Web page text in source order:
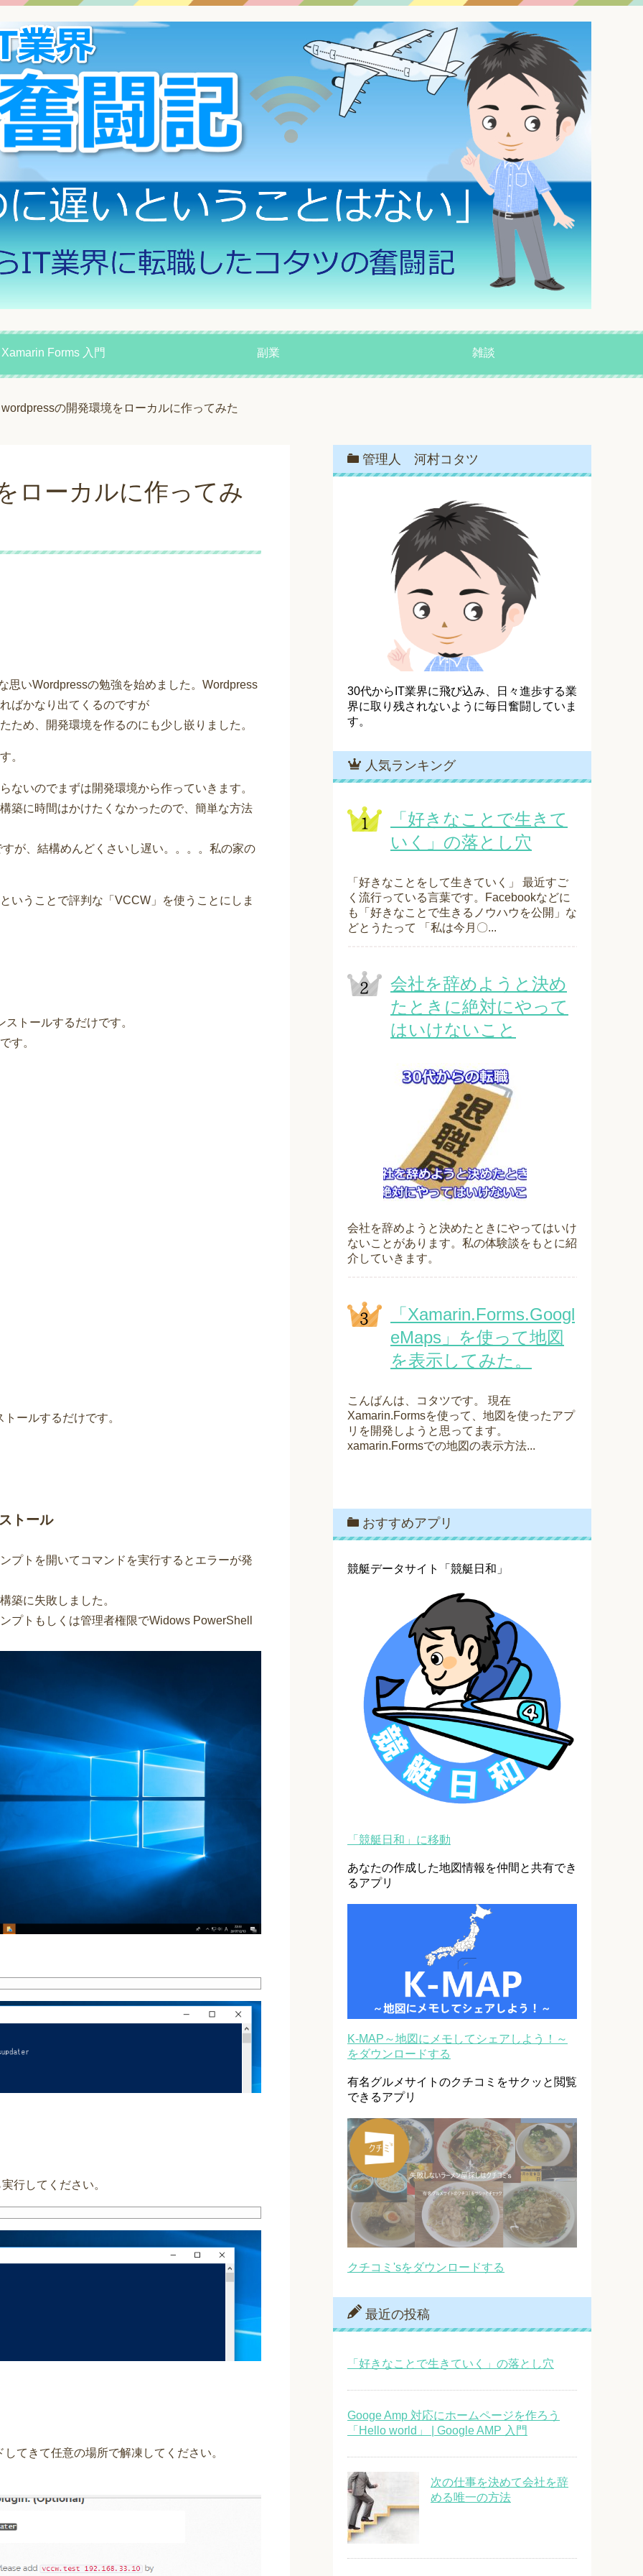
Xamarin Forms 入門 副業 雑談
wordpressの開発環境をローカルに作ってみた
ローカルに作ってみ
思いWordpressの勉強を始めました。Wordpress
ばかなり出てくるのですが
ため、開発環境を作るのにも少し嵌りました。
。
ないのでまずは開発環境から作っていきます。
築に時間はかけたくなかったので、簡単な方法
が、結構めんどくさいし遅い。。。。私の家の
いうことで評判な「VCCW」を使うことにしま
トールするだけです。
す。
ールするだけです。
トール
プトを開いてコマンドを実行するとエラーが発
築に失敗しました。
プトもしくは管理者権限でWidows PowerShell
行してください。
てきて任意の場所で解凍してください。
管理人 河村コタツ
30代からIT業界に飛び込み、日々進歩する業
界に取り残されないように毎日奮闘していま
す。
人気ランキング
「好きなことで生きて
いく」の落とし穴
「好きなことをして生きていく」 最近すご
く流行っている言葉です。Facebookなどに
も「好きなことで生きるノウハウを公開」な
どとうたって 「私は今月〇...
会社を辞めようと決め
たときに絶対にやって
はいけないこと
会社を辞めようと決めたときにやってはいけ
ないことがあります。私の体験談をもとに紹
介していきます。
「Xamarin.Forms.Googl
eMaps」を使って地図
を表示してみた。
こんばんは、コタツです。 現在
Xamarin.Formsを使って、地図を使ったアプ
リを開発しようと思ってます。
xamarin.Formsでの地図の表示方法...
おすすめアプリ
競艇データサイト「競艇日和」
「競艇日和」に移動
あなたの作成した地図情報を仲間と共有でき
るアプリ
K-MAP～地図にメモしてシェアしよう！～
をダウンロードする
有名グルメサイトのクチコミをサクッと閲覧
できるアプリ
クチコミ'sをダウンロードする
最近の投稿
「好きなことで生きていく」の落とし穴
Googe Amp 対応にホームページを作ろう
「Hello world」 | Google AMP 入門
次の仕事を決めて会社を辞
める唯一の方法